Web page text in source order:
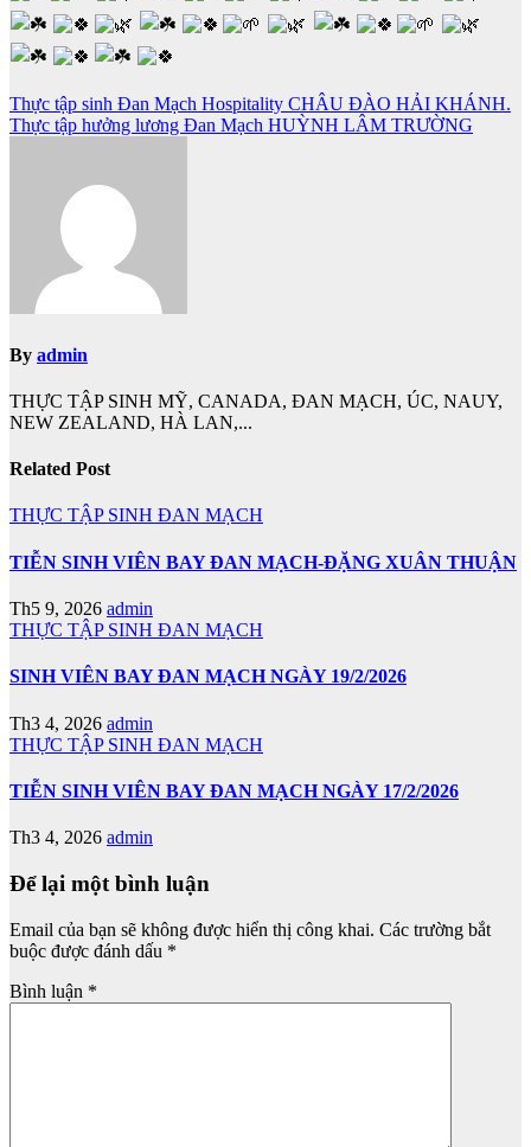
Điều
hướng
Thực tập sinh Đan Mạch Hospitality CHÂU ĐÀO HẢI KHÁNH.
Thực tập hưởng lương Đan Mạch HUỲNH LÂM TRƯỜNG
By admin
THỰC TẬP SINH MỸ, CANADA, ĐAN MẠCH, ÚC, NAUY,
NEW ZEALAND, HÀ LAN,...
Related Post
THỰC TẬP SINH ĐAN MẠCH
TIỄN SINH VIÊN BAY ĐAN MẠCH-ĐẶNG XUÂN THUẬN
Th5 9, 2026 admin
THỰC TẬP SINH ĐAN MẠCH
SINH VIÊN BAY ĐAN MẠCH NGÀY 19/2/2026
Th3 4, 2026 admin
THỰC TẬP SINH ĐAN MẠCH
TIỄN SINH VIÊN BAY ĐAN MẠCH NGÀY 17/2/2026
Th3 4, 2026 admin
Để lại một bình luận
Email của bạn sẽ không được hiển thị công khai. Các trường bắt
buộc được đánh dấu *
Bình luận *